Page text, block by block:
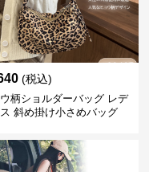
(税込)
柄ショルダーバッグ レデ
斜め掛け小さめバッグ